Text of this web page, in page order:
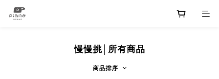
慢慢挑│所有商品
商品排序